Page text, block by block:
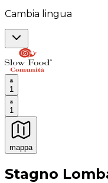
Cambia lingua
1
1
mappa
Esperienze culinarie
Stagno